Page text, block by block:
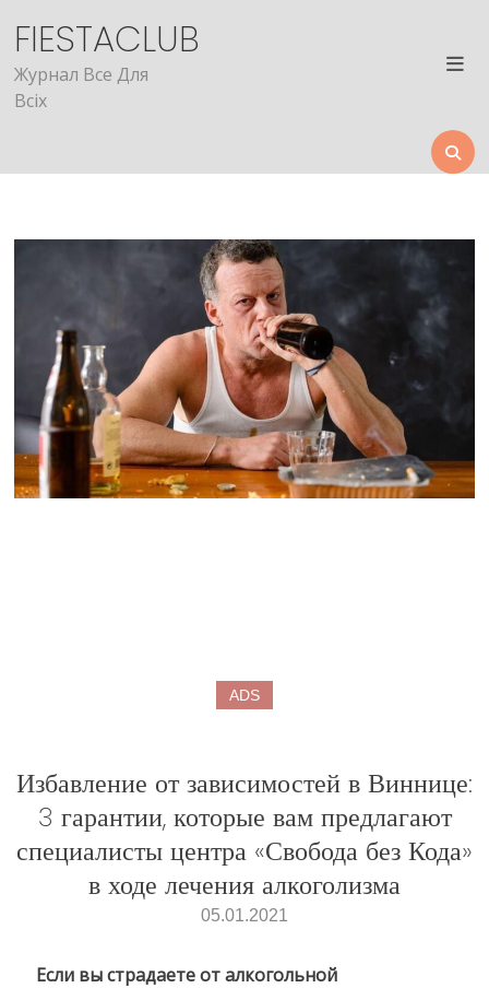
content
FIESTACLUB
Журнал Все Для
Всіх
ADS
Избавление от зависимостей в Виннице:
3 гарантии, которые вам предлагают
специалисты центра «Свобода без Кода»
в ходе лечения алкоголизма
05.01.2021
Если вы страдаете от алкогольной